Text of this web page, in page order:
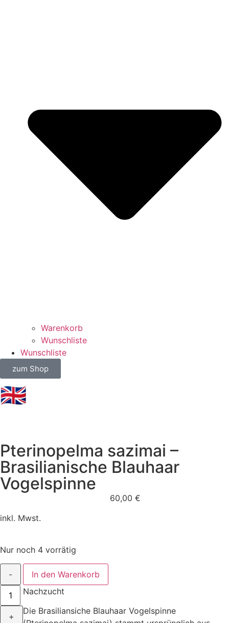
Warenkorb
Wunschliste
Wunschliste
zum Shop
🇬🇧
Pterinopelma sazimai –
Brasilianische Blauhaar
Vogelspinne
60,00€
inkl. Mwst.
Nur noch 4 vorrätig
-
+
In den Warenkorb
Nachzucht
Die Brasiliansiche Blauhaar Vogelspinne